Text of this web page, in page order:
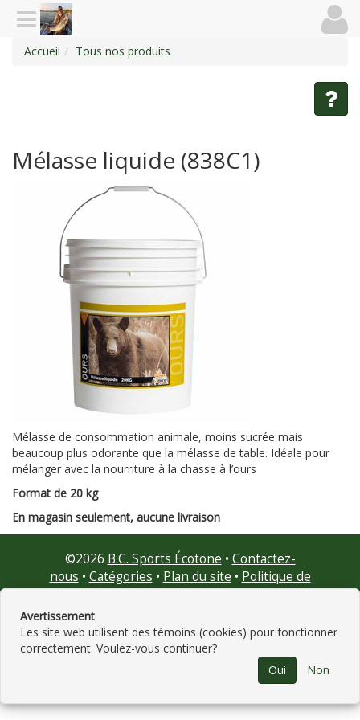
Accueil Tous nos produits
Mélasse liquide (838C1)
Mélasse de consommation animale, moins sucrée mais
beaucoup plus odorante que la mélasse de table. Idéale pour
mélanger avec la nourriture à la chasse à l’ours
Format de 20 kg
En magasin seulement, aucune livraison
©2026 B.C. Sports Écotone • Contactez-
nous • Catégories • Plan du site • Politique de
Avertissement
Les site web utilisent des témoins (cookies) pour fonctionner
correctement. Voulez-vous continuer?
Oui
Non